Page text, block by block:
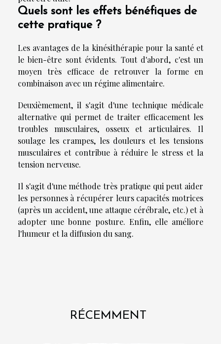
Quels sont les effets bénéfiques de
cette pratique ?
Les avantages de la kinésithérapie pour la santé et
le bien-être sont évidents. Tout d'abord, c'est un
moyen très efficace de retrouver la forme en
combinaison avec un régime alimentaire.
Deuxièmement, il s'agit d'une technique médicale
alternative qui permet de traiter efficacement les
troubles musculaires, osseux et articulaires. Il
soulage les crampes, les douleurs et les tensions
musculaires et contribue à réduire le stress et la
tension nerveuse.
Il s'agit d'une méthode très pratique qui peut aider
les personnes à récupérer leurs capacités motrices
(après un accident, une attaque cérébrale, etc.) et à
adopter une bonne posture. Enfin, elle améliore
l'humeur et la diffusion du sang.
RÉCEMMENT